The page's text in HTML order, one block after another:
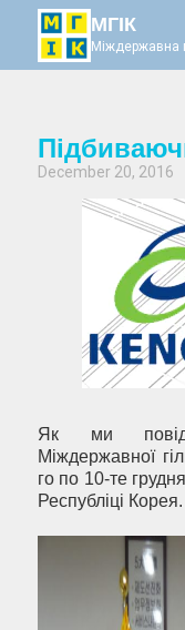
МГІК
Міждержавна
December 20, 2016
Як ми
Міждержавної
го по 10-те
Республіці Корея.